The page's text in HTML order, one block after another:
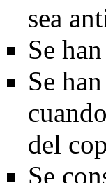
sea
Se
Se
del
Se